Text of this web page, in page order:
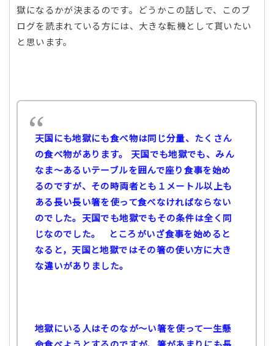
獄になるかが決まるのです。どうかこの話しで、このブ
ログを読まれている方には、大きな転機として貰いたい
と思います。
天国にも地獄にも食べ物は同じ分量、たくさん
の食べ物があります。
天国でも地獄でも、みん
なま～あるいテーブルを囲んで座り食事を始め
るのですが、その時両者とも１メートル以上も
ある長い長い箸を使って食べなければならない
のでした。天国でも地獄でもその条件は全く同
じなのでした。
ところがいざ食事を始めると
なると，天国と地獄ではその箸の使い方に大き
な違いがありました。
地獄にいる人はそのなが～い箸を使って一生懸